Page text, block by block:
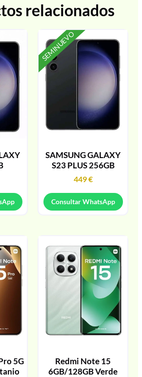
relacionados
SEMINUEVO
SAMSUNG GALAXY
S23 PLUS 256GB
449€
Consultar WhatsApp
5G
Redmi Note 15
6GB/128GB Verde